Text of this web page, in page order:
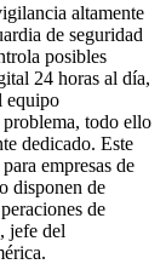
altamente
de seguridad
posibles
24 horas al día,
equipo
problema, todo ello
dedicado. Este
empresas de
disponen de
de
jefe del